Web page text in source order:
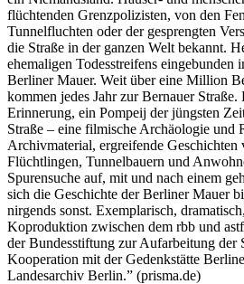
flüchtenden Grenzpolizisten, von den
Tunnelfluchten oder der gesprengten
die Straße in der ganzen Welt bekannt.
ehemaligen Todesstreifens eingebunden
Berliner Mauer. Weit über eine Million
kommen jedes Jahr zur Bernauer
Erinnerung, ein Pompeij der jüngsten
Straße – eine filmische Archäologie und
Archivmaterial, ergreifende Geschichten
Flüchtlingen, Tunnelbauern und
Spurensuche auf, mit und nach einem
sich die Geschichte der Berliner Mauer
nirgends sonst. Exemplarisch,
Koproduktion zwischen dem rbb und
der Bundesstiftung zur Aufarbeitung der
Kooperation mit der Gedenkstätte
Landesarchiv Berlin.” (prisma.de)